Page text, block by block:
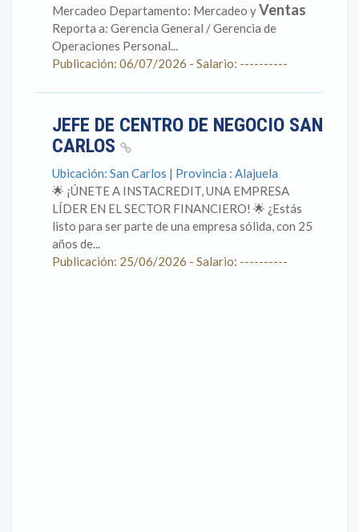
Mercadeo Departamento: Mercadeo yVentas
Reporta a: Gerencia General / Gerencia de
Operaciones Personal...
Publicación: 06/07/2026 - Salario: ----------
JEFE DE CENTRO DE NEGOCIO SAN
CARLOS
Ubicación: San Carlos | Provincia : Alajuela
🌟 ¡ÚNETE A INSTACREDIT, UNA EMPRESA
LÍDER EN EL SECTOR FINANCIERO! 🌟 ¿Estás
listo para ser parte de una empresa sólida, con 25
años de...
Publicación: 25/06/2026 - Salario: ----------